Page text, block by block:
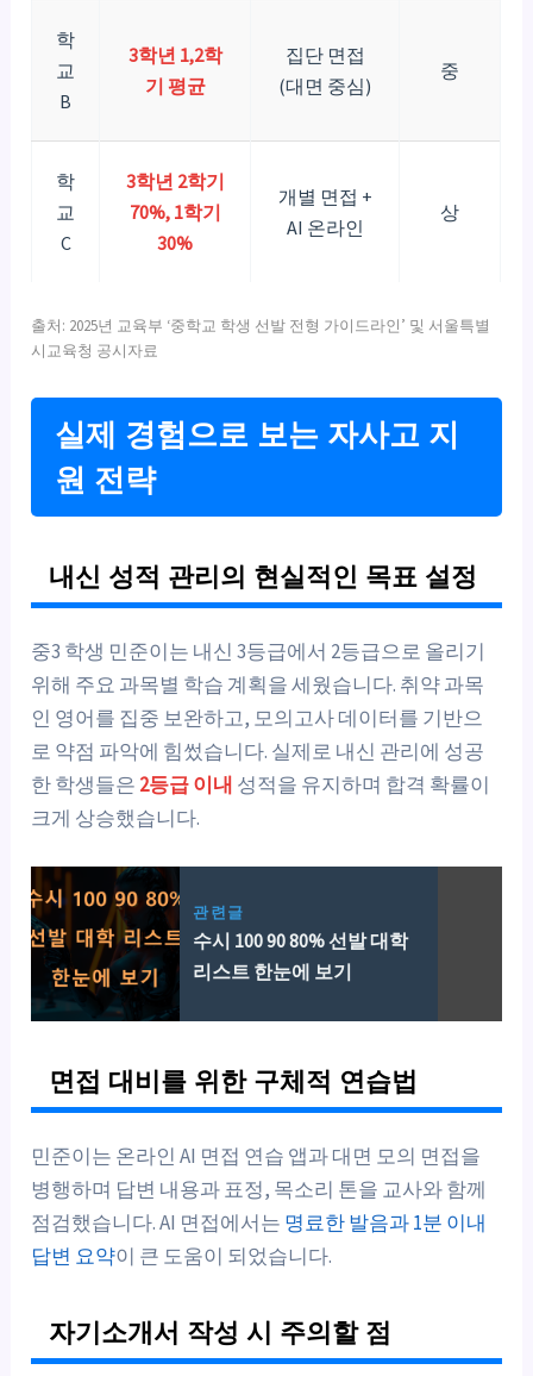
학
교
B
3학년 1,2학
기 평균
집단 면접
(대면 중심)
중
학
교
C
3학년 2학기
70%, 1학기
30%
개별 면접 +
AI 온라인
상
출처: 2025년 교육부 ‘중학교 학생 선발 전형 가이드라인’ 및 서울특별
시교육청 공시자료
실제 경험으로 보는 자사고 지
원 전략
내신 성적 관리의 현실적인 목표 설정
중3 학생 민준이는 내신 3등급에서 2등급으로 올리기
위해 주요 과목별 학습 계획을 세웠습니다. 취약 과목
인 영어를 집중 보완하고, 모의고사 데이터를 기반으
로 약점 파악에 힘썼습니다. 실제로 내신 관리에 성공
한 학생들은 2등급 이내 성적을 유지하며 합격 확률이
크게 상승했습니다.
관련글
수시 100 90 80% 선발 대학
리스트 한눈에 보기
면접 대비를 위한 구체적 연습법
민준이는 온라인 AI 면접 연습 앱과 대면 모의 면접을
병행하며 답변 내용과 표정, 목소리 톤을 교사와 함께
점검했습니다. AI 면접에서는 명료한 발음과 1분 이내
답변 요약이 큰 도움이 되었습니다.
자기소개서 작성 시 주의할 점